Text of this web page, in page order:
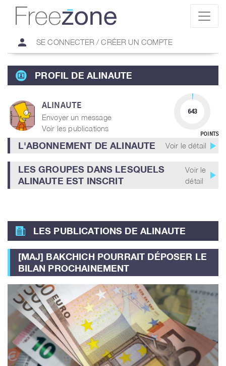
person SE CONNECTER / CRÉER UN COMPTE
PROFIL DE ALINAUTE
ALINAUTE
Envoyer un message
Voir les publications
643
POINTS
L'ABONNEMENT DE ALINAUTE Voir le détail play_arrow
LES GROUPES DANS LESQUELS
ALINAUTE EST INSCRIT
Voir le
détail
play_arrow
LES PUBLICATIONS DE ALINAUTE
[MAJ] BAKCHICH POURRAIT DÉPOSER LE
BILAN PROCHAINEMENT